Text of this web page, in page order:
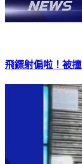
飛鏢射偏啦！被